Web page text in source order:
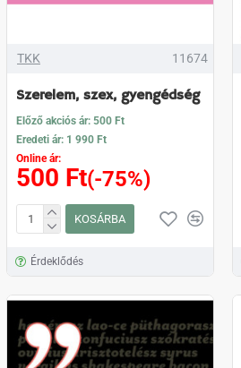
TKK 11674
Szerelem, szex, gyengédség
Előző akciós ár: 500 Ft
Eredeti ár: 1 990 Ft
Online ár:
500 Ft(-75%)
KOSÁRBA
Érdeklődés